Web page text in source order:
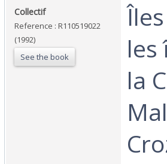
‎Collectif‎
Reference : R110519022
(1992)
See the book
les
la